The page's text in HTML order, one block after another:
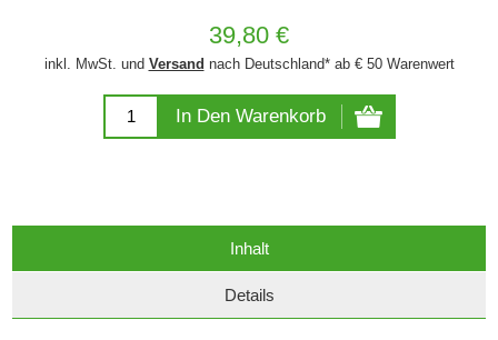
39,80 €
inkl. MwSt. und Versand nach Deutschland* ab € 50 Warenwert
In Den Warenkorb
Inhalt
Details